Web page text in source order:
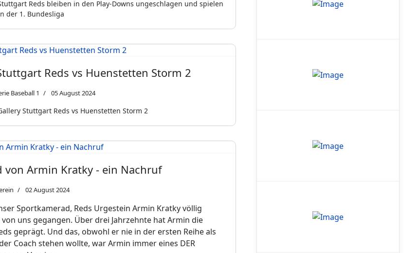
Reds bleiben in den Play-Downs ungeschlagen und spielen
der 1. Bundesliga
Reds vs Huenstetten Storm 2
Baseball 1 05 August 2024
Stuttgart Reds vs Huenstetten Storm 2
von Armin Kratky - ein Nachruf
02 August 2024
Sportkamerad, Reds Urgestein Armin Kratky völlig
uns gegangen. Über drei Jahrzehnte hat Armin die
geprägt. Und das, obwohl er nie in der ersten Reihe als
Coach stehen wollte, war Armin immer eines DER